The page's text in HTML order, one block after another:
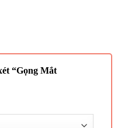
“Gọng Mắt